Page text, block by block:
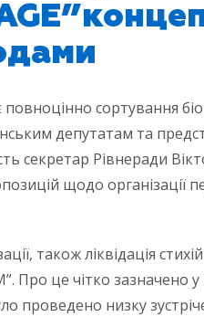
сортування
депутатам та
секретар Рівнеради
щодо організації
також ліквідація
Про це чітко зазначено
проведено низку